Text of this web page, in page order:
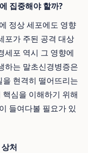
집중해야 할까?
정상 세포에도 영향
포가 주된 공격 대상
세포 역시 그 영향에
하는 말초신경병증은
현격히 떨어뜨리는
심을 이해하기 위해
들여다볼 필요가 있
처